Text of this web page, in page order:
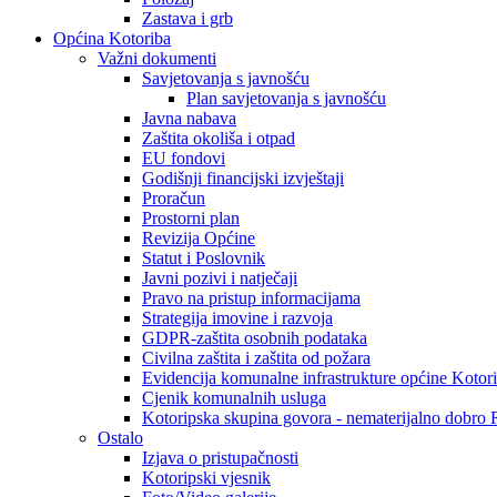
Zastava i grb
Općina Kotoriba
Važni dokumenti
Savjetovanja s javnošću
Plan savjetovanja s javnošću
Javna nabava
Zaštita okoliša i otpad
EU fondovi
Godišnji financijski izvještaji
Proračun
Prostorni plan
Revizija Općine
Statut i Poslovnik
Javni pozivi i natječaji
Pravo na pristup informacijama
Strategija imovine i razvoja
GDPR-zaštita osobnih podataka
Civilna zaštita i zaštita od požara
Evidencija komunalne infrastrukture općine
Cjenik komunalnih usluga
Kotoripska skupina govora - nematerijalno dobro
Ostalo
Izjava o pristupačnosti
Kotoripski vjesnik